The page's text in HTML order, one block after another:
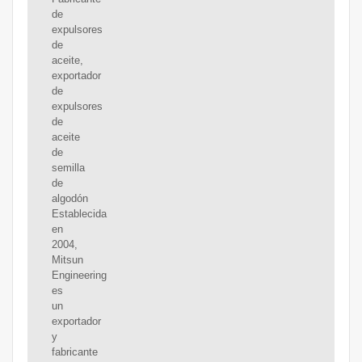
de
expulsores
de
aceite,
exportador
de
expulsores
de
aceite
de
semilla
de
algodón
Establecida
en
2004,
Mitsun
Engineering
es
un
exportador
y
fabricante